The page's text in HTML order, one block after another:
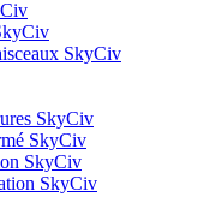
SkyCiv
SkyCiv
SkyCiv
SkyCiv
SkyCiv